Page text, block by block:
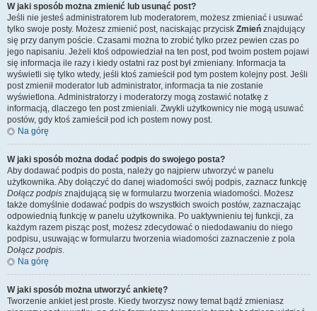
W jaki sposób można zmienić lub usunąć post?
Jeśli nie jesteś administratorem lub moderatorem, możesz zmieniać i usuwać
tylko swoje posty. Możesz zmienić post, naciskając przycisk Zmień znajdujący
się przy danym poście. Czasami można to zrobić tylko przez pewien czas po
jego napisaniu. Jeżeli ktoś odpowiedział na ten post, pod twoim postem pojawi
się informacja ile razy i kiedy ostatni raz post był zmieniany. Informacja ta
wyświetli się tylko wtedy, jeśli ktoś zamieścił pod tym postem kolejny post. Jeśli
post zmienił moderator lub administrator, informacja ta nie zostanie
wyświetlona. Administratorzy i moderatorzy mogą zostawić notatkę z
informacją, dlaczego ten post zmieniali. Zwykli użytkownicy nie mogą usuwać
postów, gdy ktoś zamieścił pod ich postem nowy post.
Na górę
W jaki sposób można dodać podpis do swojego posta?
Aby dodawać podpis do posta, należy go najpierw utworzyć w panelu
użytkownika. Aby dołączyć do danej wiadomości swój podpis, zaznacz funkcję
Dołącz podpis znajdującą się w formularzu tworzenia wiadomości. Możesz
także domyślnie dodawać podpis do wszystkich swoich postów, zaznaczając
odpowiednią funkcję w panelu użytkownika. Po uaktywnieniu tej funkcji, za
każdym razem pisząc post, możesz zdecydować o niedodawaniu do niego
podpisu, usuwając w formularzu tworzenia wiadomości zaznaczenie z pola
Dołącz podpis.
Na górę
W jaki sposób można utworzyć ankietę?
Tworzenie ankiet jest proste. Kiedy tworzysz nowy temat bądź zmieniasz